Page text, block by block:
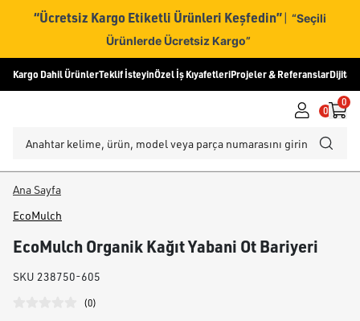
“Ücretsiz Kargo Etiketli Ürünleri Keşfedin” | “Seçili
Ürünlerde Ücretsiz Kargo”
Kargo Dahil ÜrünlerTeklif İsteyinÖzel İş KıyafetleriProjeler & ReferanslarDijital
0
0
Ana Sayfa
EcoMulch
EcoMulch Organik Kağıt Yabani Ot Bariyeri
SKU 238750-605
(0)